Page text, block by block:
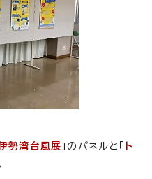
勢湾台風展 」のパネルと「
ト